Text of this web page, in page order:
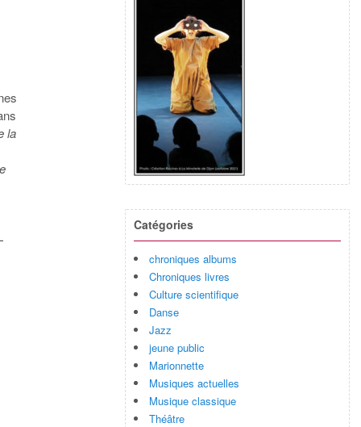
la
Catégories
chroniques albums
Chroniques livres
Culture scientifique
Danse
Jazz
jeune public
Marionnette
Musiques actuelles
Musique classique
Théâtre